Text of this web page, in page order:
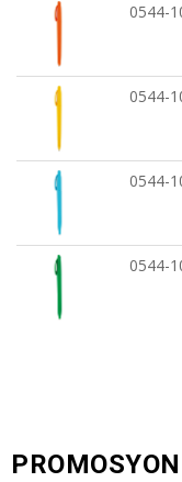
0544-
0544-
0544-
0544-